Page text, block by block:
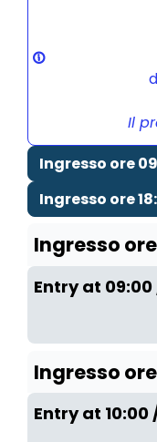
Il
Ingresso ore
Ingresso ore
Ingresso
Entry at
Ingresso
Entry at